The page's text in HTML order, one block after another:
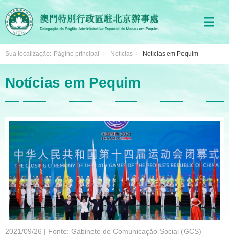
Sua localização: Págine principal > Notícias > Notícias em Pequim
Notícias em Pequim
2021/09/26 | Fonte: Gabinete de Comunicação Social (GCS)